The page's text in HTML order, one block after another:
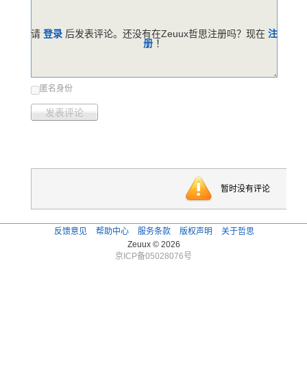
匿名身份
发表评论
请 登录 后发表评论。还没有在Zeuux哲思注册吗？现在 注
册 ！
暂时没有评论
反馈意见 帮助中心 服务条款 版权声明
关于哲思
Zeuux © 2026
京ICP备05028076号